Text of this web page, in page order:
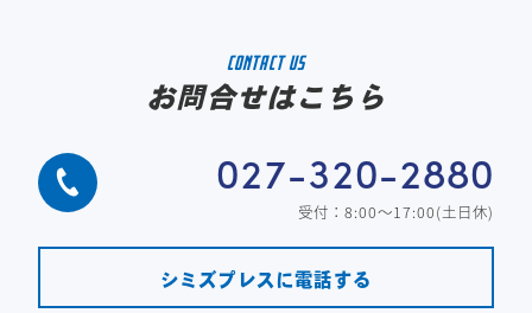
CONTACT US
お問合せはこちら
027-320-2880
受付：8:00～17:00(土日休)
シミズプレスに電話する